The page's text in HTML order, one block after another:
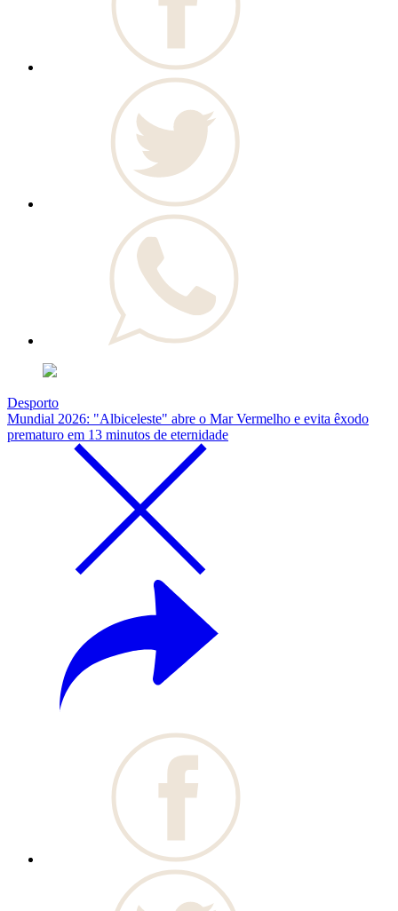
Desporto
Mundial 2026: "Albiceleste" abre o Mar Vermelho e evita êxodo
prematuro em 13 minutos de eternidade